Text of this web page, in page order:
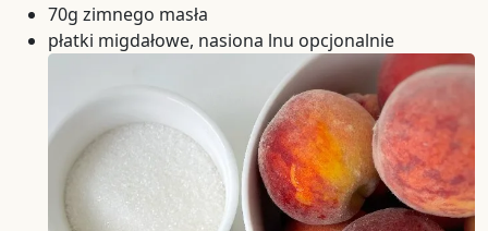
70g zimnego masła
płatki migdałowe, nasiona lnu opcjonalnie